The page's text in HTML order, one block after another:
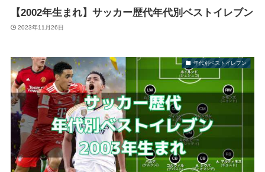
【2002年生まれ】サッカー歴代年代別ベストイレブン
2023年11月26日
年代別ベストイレブン